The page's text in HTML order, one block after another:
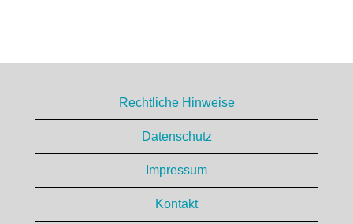
Rechtliche Hinweise
Datenschutz
Impressum
Kontakt